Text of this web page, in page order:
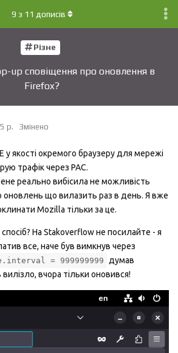
Різне
up сповіщення про оновлення в
Firefox?
9 з 11 дописів
р. Змінено
у якості окремого браузеру для мережі
трафік через PAC.
реально вибісила не можливість
оновлень що вилазить раз в день. Я вже
Mozilla тільки за це.
На Stakoverflow не посилайте - я
все, наче був вимкнув через
= 999999999
думав
вилізло, вчора тільки оновився!